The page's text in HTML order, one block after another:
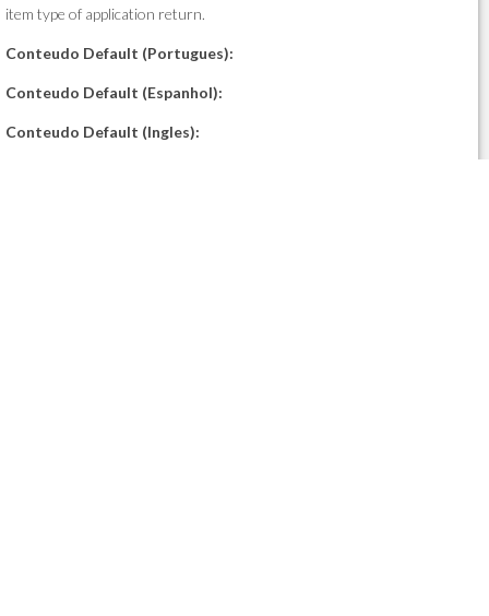
item type of application return.
Conteudo Default (Portugues):
Conteudo Default (Espanhol):
Conteudo Default (Ingles):